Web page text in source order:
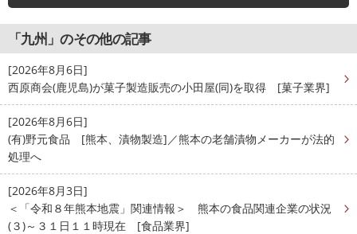
「九州」のその他の記事
[2026年8月6日]
西原商会(鹿児島)が菓子製造販売の小田屋(同)を取得 [菓子業界]
[2026年8月6日]
(有)野元食品 [熊本、漬物製造]／熊本の老舗漬物メーカーが法的
処理へ
[2026年8月3日]
＜「令和８年熊本地震」関連情報＞ 熊本の食品関連企業の状況
(３)～３１日１１時現在 [食品業界]